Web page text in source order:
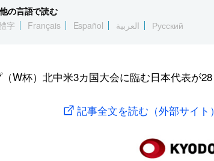
他の言語で読む
字 Français Español العربية Русский
W杯）北中米3カ国大会に臨む日本代表が28
記事全文を読む（外部サイト）